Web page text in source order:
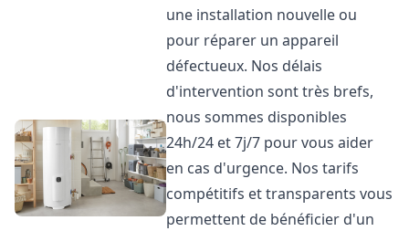
une installation nouvelle ou
pour réparer un appareil
défectueux. Nos délais
d'intervention sont très brefs,
nous sommes disponibles
24h/24 et 7j/7 pour vous aider
en cas d'urgence. Nos tarifs
compétitifs et transparents vous
permettent de bénéficier d'un